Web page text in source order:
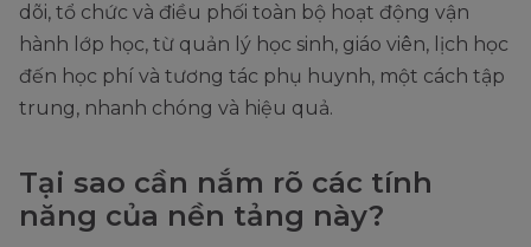
dõi, tổ chức và điều phối toàn bộ hoạt động vận
hành lớp học, từ quản lý học sinh, giáo viên, lịch học
đến học phí và tương tác phụ huynh, một cách tập
trung, nhanh chóng và hiệu quả.
Tại sao cần nắm rõ các tính
năng của nền tảng này?